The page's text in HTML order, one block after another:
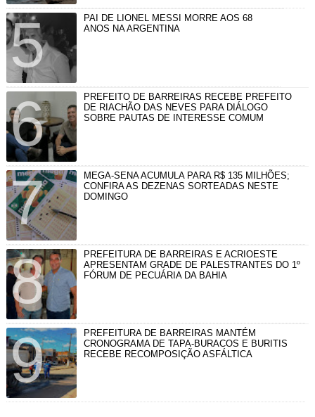
PAI DE LIONEL MESSI MORRE AOS 68
ANOS NA ARGENTINA
PREFEITO DE BARREIRAS RECEBE PREFEITO
DE RIACHÃO DAS NEVES PARA DIÁLOGO
SOBRE PAUTAS DE INTERESSE COMUM
MEGA-SENA ACUMULA PARA R$ 135 MILHÕES;
CONFIRA AS DEZENAS SORTEADAS NESTE
DOMINGO
PREFEITURA DE BARREIRAS E ACRIOESTE
APRESENTAM GRADE DE PALESTRANTES DO 1º
FÓRUM DE PECUÁRIA DA BAHIA
PREFEITURA DE BARREIRAS MANTÉM
CRONOGRAMA DE TAPA-BURACOS E BURITIS
RECEBE RECOMPOSIÇÃO ASFÁLTICA